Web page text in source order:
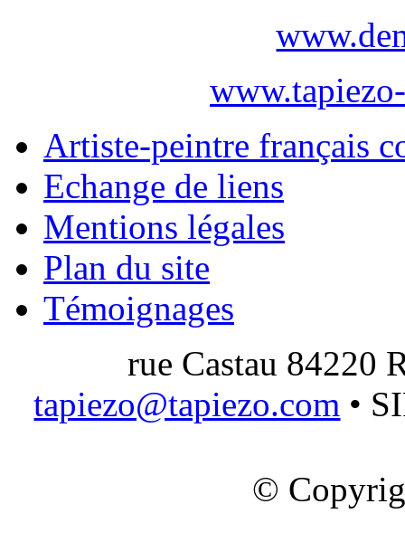
Artiste-peintre français
Echange de liens
Mentions légales
Plan du site
Témoignages
rue Castau 84220
tapiezo@tapiezo.com •
©